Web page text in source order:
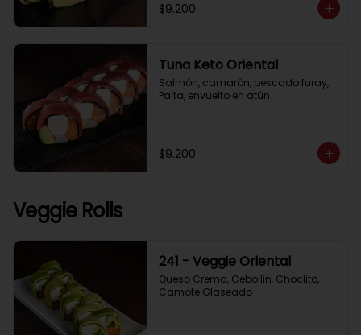
$9.200
Tuna Keto Oriental
Salmón, camarón, pescado furay,
Palta, envuelto en atún
$9.200
Veggie Rolls
241 - Veggie Oriental
Queso Crema, Cebollin, Choclito,
Camote Glaseado